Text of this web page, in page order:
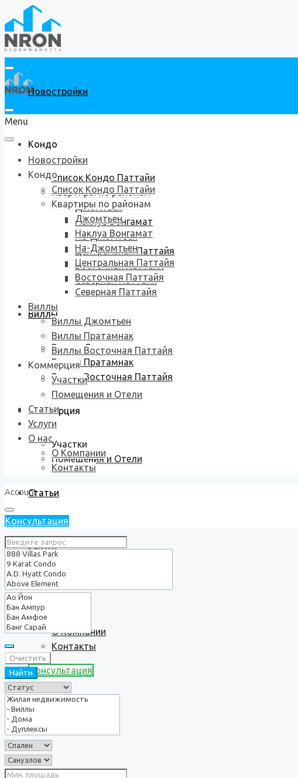
Новостройки
Кондо
Список Кондо Паттайи
Квартиры по районам
Джомтьен
Наклуа Вонгамат
На-Джомтьен
Центральная Паттайя
Восточная Паттайя
Северная Паттайя
Виллы
Виллы Джомтьен
Виллы Пратамнак
Виллы Восточная Паттайя
Коммерция
Участки
Помещения и Отели
Статьи
Услуги
О нас
О Компании
Контакты
Консультация
Menu
Новостройки
Кондо
Список Кондо Паттайи
Квартиры по районам
Джомтьен
Наклуа Вонгамат
На-Джомтьен
Центральная Паттайя
Восточная Паттайя
Северная Паттайя
Виллы
Виллы Джомтьен
Виллы Пратамнак
Виллы Восточная Паттайя
Коммерция
Участки
Помещения и Отели
Статьи
Услуги
О нас
О Компании
Контакты
Account
Консультация
Очистить
Найти